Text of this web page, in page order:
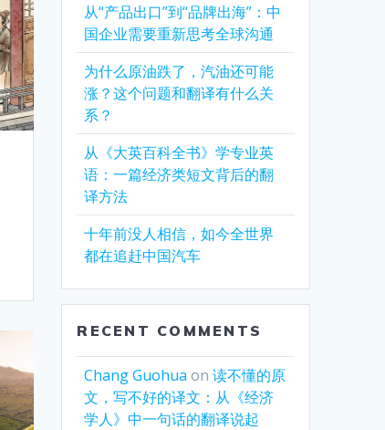
从“产品出口”到“品牌出海”：中
国企业需要重新思考全球沟通
为什么原油跌了，汽油还可能
涨？这个问题和翻译有什么关
系？
从《大英百科全书》学专业英
语：一篇经济类短文背后的翻
译方法
十年前没人相信，如今全世界
都在追赶中国汽车
RECENT COMMENTS
Chang Guohua on读不懂的原
文，写不好的译文：从《经济
学人》中一句话的翻译说起